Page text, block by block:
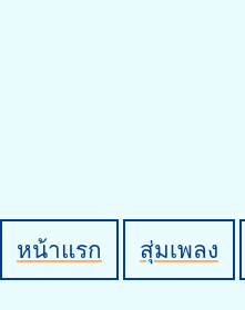
หน้าแรก สุ่มเพลง